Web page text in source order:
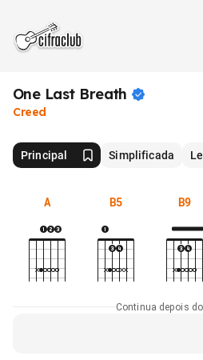
One Last Breath
Creed
Principal Simplificada
A B5 B9
Continua depois